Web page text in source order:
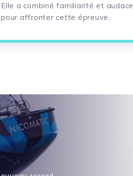
Elle a combiné familiarité et audace
pour affronter cette épreuve.